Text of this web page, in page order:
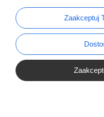
tel.:
Zaakceptuj